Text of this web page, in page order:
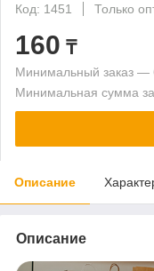
Код: 1451
Только
160 ₸
Минимальный заказ —
Минимальная сумма
Описание
Описание